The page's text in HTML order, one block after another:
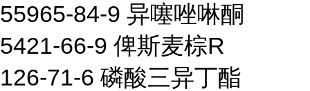
55965-84-9 异噻唑啉酮
5421-66-9 俾斯麦棕R
126-71-6 磷酸三异丁酯